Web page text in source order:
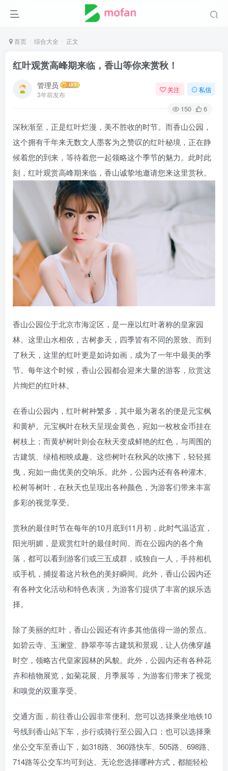
首页 综合大全 正文
红叶观赏高峰期来临，香山等你来赏秋！
管理员
3年前发布
关注 私信
150 6
深秋渐至，正是红叶烂漫，美不胜收的时节。而香山公园，
这个拥有千年来无数文人墨客为之赞叹的红叶秘境，正在静
候着您的到来，等待着您一起领略这个季节的魅力。此时此
刻，红叶观赏高峰期来临，香山诚挚地邀请您来这里赏秋。
香山公园位于北京市海淀区，是一座以红叶著称的皇家园
林。这里山水相依，古树参天，四季皆有不同的景致。而到
了秋天，这里的红叶更是如诗如画，成为了一年中最美的季
节。每年这个时候，香山公园都会迎来大量的游客，欣赏这
片绚烂的红叶林。
在香山公园内，红叶树种繁多，其中最为著名的便是元宝枫
和黄栌。元宝枫叶在秋天呈现金黄色，宛如一枚枚金币挂在
树枝上；而黄栌树叶则会在秋天变成鲜艳的红色，与周围的
古建筑、绿植相映成趣。这些树叶在秋风的吹拂下，轻轻摇
曳，宛如一曲优美的交响乐。此外，公园内还有各种灌木、
松树等树叶，在秋天也呈现出各种颜色，为游客们带来丰富
多彩的视觉享受。
赏秋的最佳时节在每年的10月底到11月初，此时气温适宜，
阳光明媚，是观赏红叶的最佳时间。而在公园内的各个角
落，都可以看到游客们或三五成群，或独自一人，手持相机
或手机，捕捉着这片秋色的美好瞬间。此外，香山公园内还
有各种文化活动和特色表演，为游客们提供了丰富的娱乐选
择。
除了美丽的红叶，香山公园还有许多其他值得一游的景点。
如碧云寺、玉澜堂、静翠亭等古建筑和景观，让人仿佛穿越
时空，领略古代皇家园林的风貌。此外，公园内还有各种花
卉和植物展览，如菊花展、月季展等，为游客们带来了视觉
和嗅觉的双重享受。
交通方面，前往香山公园非常便利。您可以选择乘坐地铁10
号线到香山站下车，步行或骑行至公园入口；也可以选择乘
坐公交车至香山下，如318路、360路快车、505路、698路、
714路等公交车均可到达。无论您选择哪种方式，都能轻松